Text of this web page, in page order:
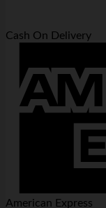
Cash On Delivery
American Express